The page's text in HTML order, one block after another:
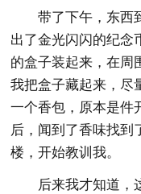
带了下午，东西
出了金光闪闪的纪念
的盒子装起来，在周
我把盒子藏起来，尽
一个香包，原本是件
后，闻到了香味找到
楼，开始教训我。
后来我才知道，